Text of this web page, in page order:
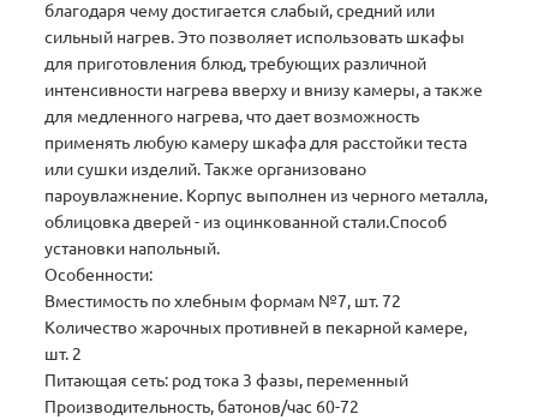
благодаря чему достигается слабый, средний или
сильный нагрев. Это позволяет использовать шкафы
для приготовления блюд, требующих различной
интенсивности нагрева вверху и внизу камеры, а также
для медленного нагрева, что дает возможность
применять любую камеру шкафа для расстойки теста
или сушки изделий. Также организовано
пароувлажнение. Корпус выполнен из черного металла,
облицовка дверей - из оцинкованной стали.Способ
установки напольный.
Особенности:
Вместимость по хлебным формам №7, шт. 72
Количество жарочных противней в пекарной камере,
шт. 2
Питающая сеть: род тока 3 фазы, переменный
Производительность, батонов/час 60-72